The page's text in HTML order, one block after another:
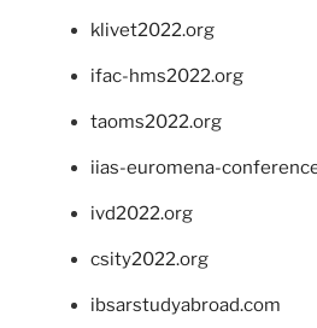
klivet2022.org
ifac-hms2022.org
taoms2022.org
iias-euromena-
ivd2022.org
csity2022.org
ibsarstudyabroad.com